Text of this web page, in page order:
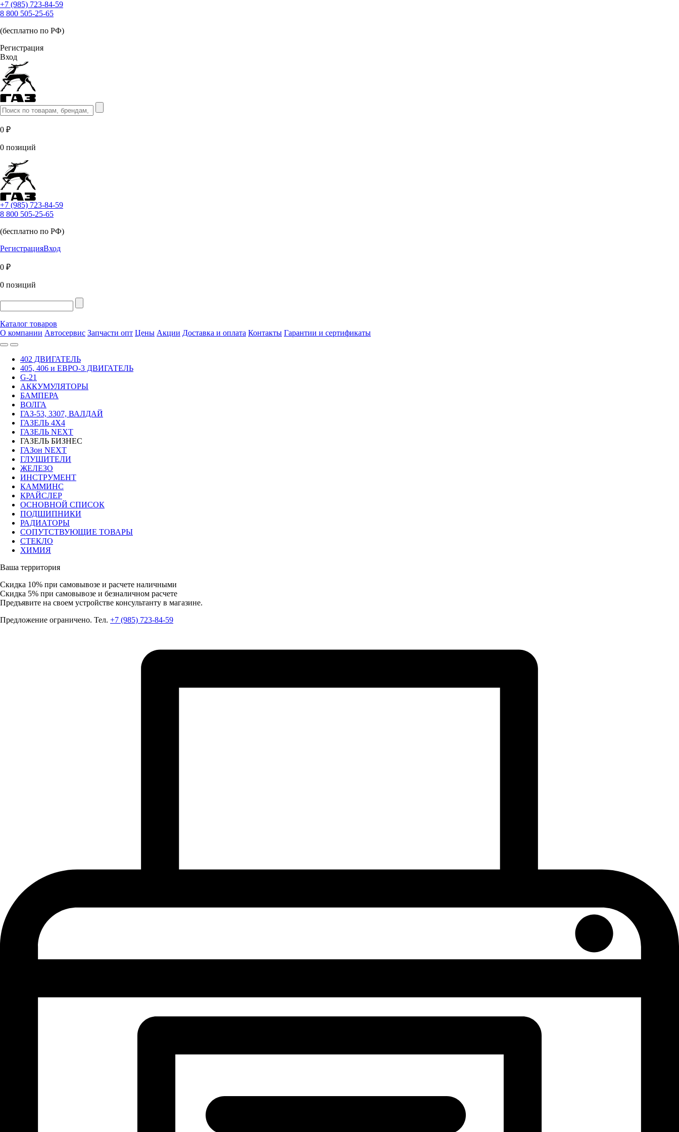
+7 (985) 723-84-59
8 800 505-25-65
(бесплатно по РФ)
Регистрация
Вход
0 ₽
0 позиций
+7 (985) 723-84-59
8 800 505-25-65
(бесплатно по РФ)
РегистрацияВход
0 ₽
0 позиций
Каталог товаров
О компании Автосервис Запчасти опт Цены Акции Доставка и оплата Контакты Гарантии и сертификаты
402 ДВИГАТЕЛЬ
405, 406 и ЕВРО-3 ДВИГАТЕЛЬ
G-21
АККУМУЛЯТОРЫ
БАМПЕРА
ВОЛГА
ГАЗ-53, 3307, ВАЛДАЙ
ГАЗЕЛЬ 4Х4
ГАЗЕЛЬ NEXT
ГАЗЕЛЬ БИЗНЕС
ГАЗон NEXT
ГЛУШИТЕЛИ
ЖЕЛЕЗО
ИНСТРУМЕНТ
КАММИНС
КРАЙСЛЕР
ОСНОВНОЙ СПИСОК
ПОДШИПНИКИ
РАДИАТОРЫ
СОПУТСТВУЮЩИЕ ТОВАРЫ
СТЕКЛО
ХИМИЯ
Ваша территория
Скидка 10% при самовывозе и расчете наличными
Скидка 5% при самовывозе и безналичном расчете
Предъявите на своем устройстве консультанту в магазине.
Предложение ограничено. Тел. +7 (985) 723-84-59